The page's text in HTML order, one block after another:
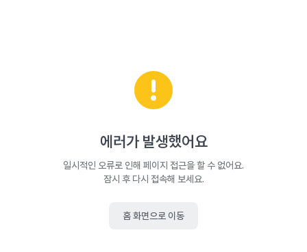
에러가 발생했어요
일시적인 오류로 인해 페이지 접근을 할 수 없어요.
잠시 후 다시 접속해 보세요.
홈 화면으로 이동